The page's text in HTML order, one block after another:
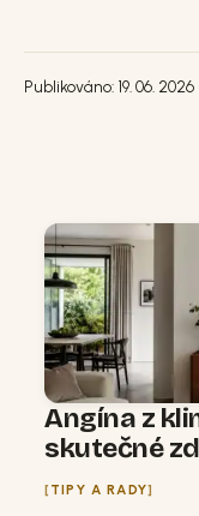
Publikováno: 19. 06. 2026
Angína z
skutečné
TIPY A RADY